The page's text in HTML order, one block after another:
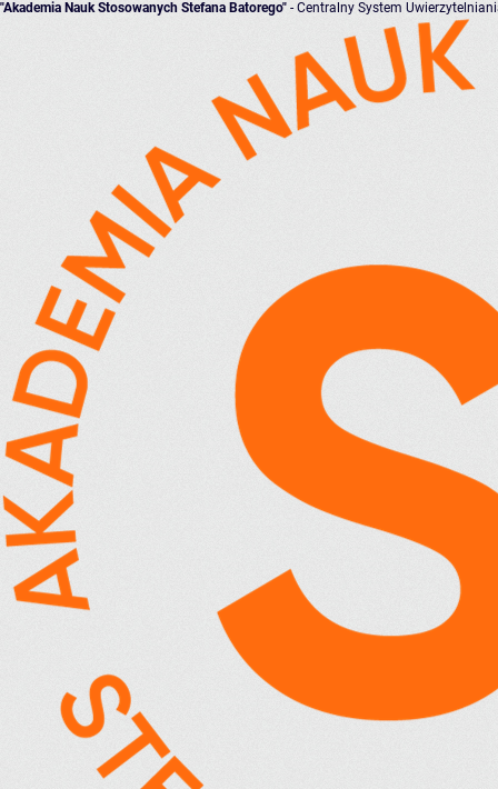
"Akademia Nauk Stosowanych Stefana Batorego" - Centralny System